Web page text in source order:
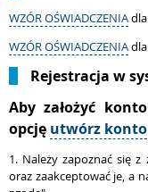
WZÓR OŚWIADCZENIA
WZÓR OŚWIADCZENIA
Rejestracja w
Aby założyć
opcję utwórz konto
1. Należy zapoznać się
oraz zaakceptować je, a